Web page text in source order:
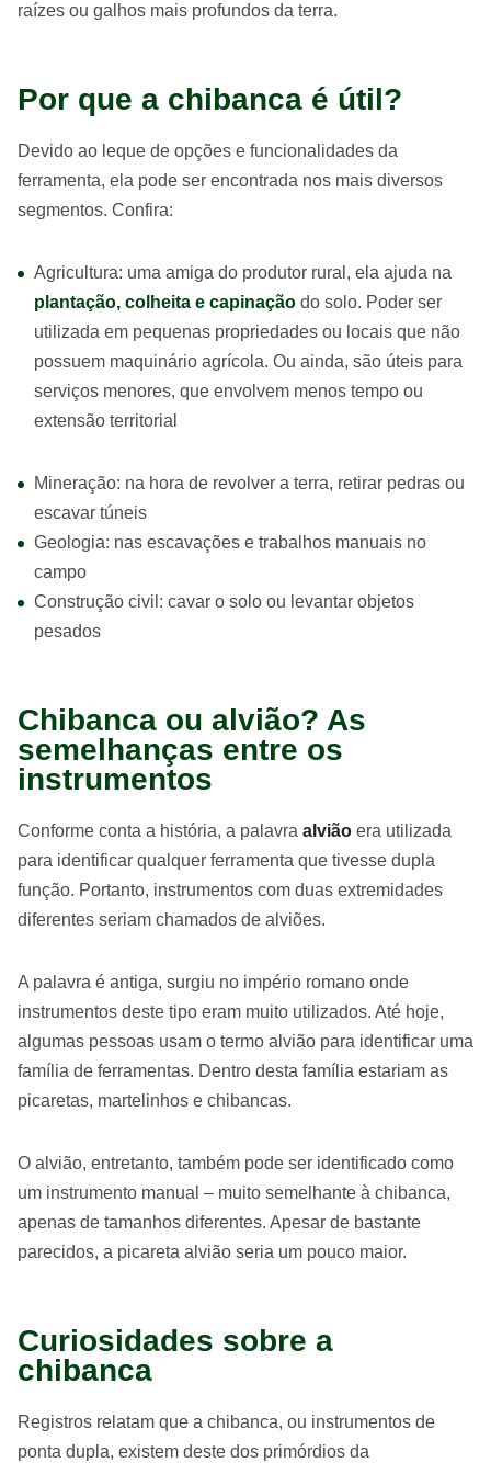
raízes ou galhos mais profundos da terra.
Por que a chibanca é útil?
Devido ao leque de opções e funcionalidades da
ferramenta, ela pode ser encontrada nos mais diversos
segmentos. Confira:
Agricultura: uma amiga do produtor rural, ela ajuda na
plantação, colheita e capinação do solo. Poder ser
utilizada em pequenas propriedades ou locais que não
possuem maquinário agrícola. Ou ainda, são úteis para
serviços menores, que envolvem menos tempo ou
extensão territorial
Mineração: na hora de revolver a terra, retirar pedras ou
escavar túneis
Geologia: nas escavações e trabalhos manuais no
campo
Construção civil: cavar o solo ou levantar objetos
pesados
Chibanca ou alvião? As
semelhanças entre os
instrumentos
Conforme conta a história, a palavra alvião era utilizada
para identificar qualquer ferramenta que tivesse dupla
função. Portanto, instrumentos com duas extremidades
diferentes seriam chamados de alviões.
A palavra é antiga, surgiu no império romano onde
instrumentos deste tipo eram muito utilizados. Até hoje,
algumas pessoas usam o termo alvião para identificar uma
família de ferramentas. Dentro desta família estariam as
picaretas, martelinhos e chibancas.
O alvião, entretanto, também pode ser identificado como
um instrumento manual – muito semelhante à chibanca,
apenas de tamanhos diferentes. Apesar de bastante
parecidos, a picareta alvião seria um pouco maior.
Curiosidades sobre a
chibanca
Registros relatam que a chibanca, ou instrumentos de
ponta dupla, existem deste dos primórdios da